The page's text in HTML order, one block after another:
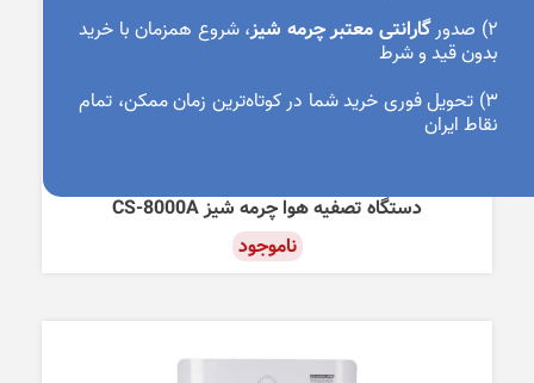
دستگاه تصفیه هوا چرمه شیز CS-8000A
ناموجود
۲) صدور
گارانتی معتبر چرمه شیز، شروع همزمان با خرید
بدون قید و شرط
۳) تحویل فوری خرید شما در کوتاه‌ترین زمان ممکن، تمام
نقاط ایران